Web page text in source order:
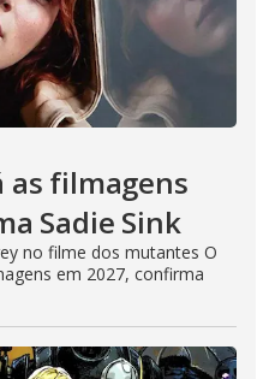
as filmagens
Sadie Sink
no filme dos mutantes O
em 2027, confirma